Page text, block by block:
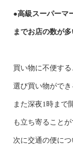
●高級スーパーマ
までお店の数が
買い物に不便す
選び買い物ができ
また深夜1時まで
も立ち寄ること
次に交通の便につ